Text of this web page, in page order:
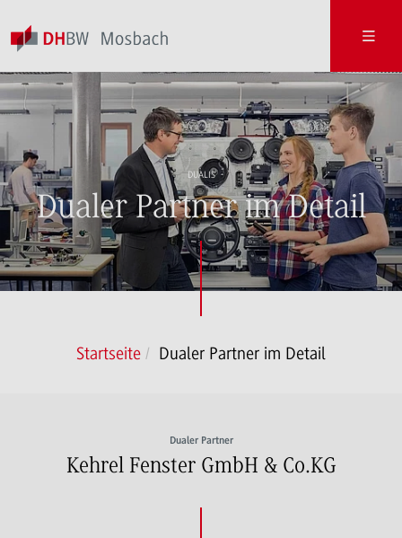
DUALIS
Dualer Partner im Detail
Startseite Dualer Partner im Detail
Dualer Partner
Kehrel Fenster GmbH & Co.KG